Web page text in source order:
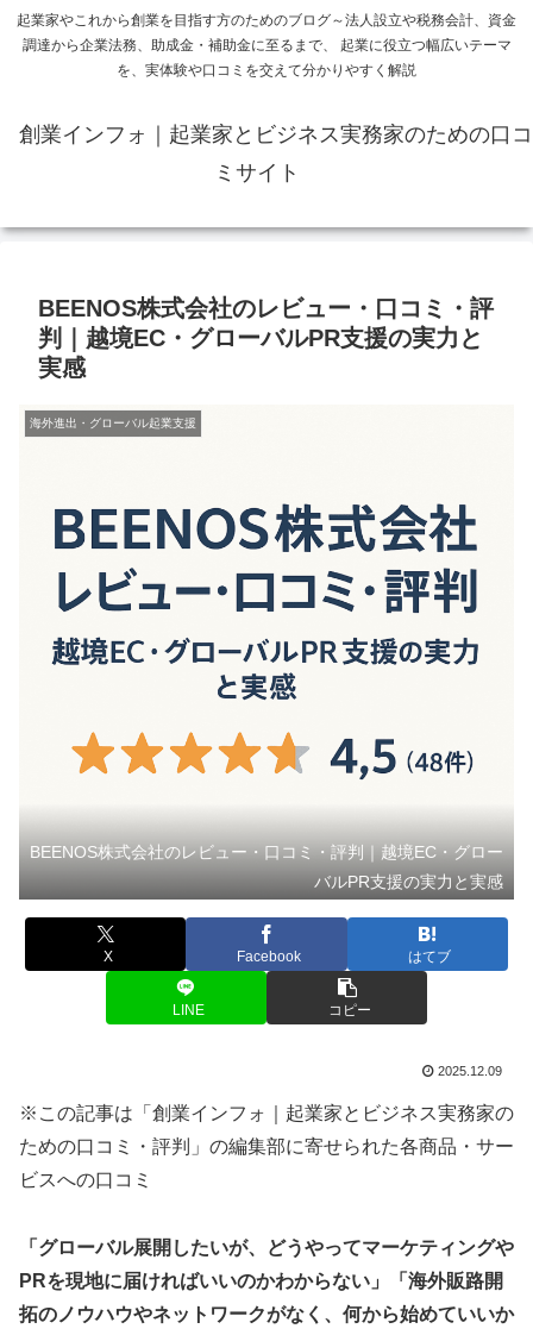
起業家やこれから創業を目指す方のためのブログ～法人設立や税務会計、資金
調達から企業法務、助成金・補助金に至るまで、 起業に役立つ幅広いテーマ
を、実体験や口コミを交えて分かりやすく解説
創業インフォ｜起業家とビジネス実務家のための口コ
ミサイト
BEENOS株式会社のレビュー・口コミ・評
判｜越境EC・グローバルPR支援の実力と
実感
海外進出・グローバル起業支援
BEENOS株式会社のレビュー・口コミ・評判｜越境EC・グロー
バルPR支援の実力と実感
X Facebook はてブ
LINE コピー
2025.12.09
※この記事は「創業インフォ｜起業家とビジネス実務家の
ための口コミ・評判」の編集部に寄せられた各商品・サー
ビスへの口コミ
「グローバル展開したいが、どうやってマーケティングや
PRを現地に届ければいいのかわからない」「海外販路開
拓のノウハウやネットワークがなく、何から始めていいか